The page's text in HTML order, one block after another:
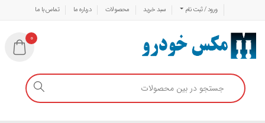
ورود / ثبت نام سبد خرید محصولات درباره ما تماس با ما
0